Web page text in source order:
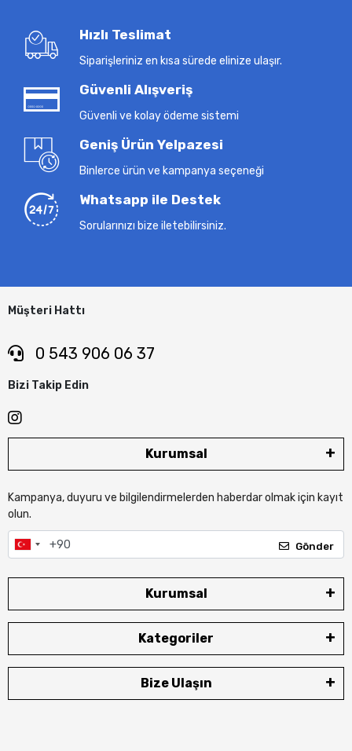
Hızlı Teslimat
Siparişleriniz en kısa sürede elinize ulaşır.
Güvenli Alışveriş
Güvenli ve kolay ödeme sistemi
Geniş Ürün Yelpazesi
Binlerce ürün ve kampanya seçeneği
Whatsapp ile Destek
Sorularınızı bize iletebilirsiniz.
Müşteri Hattı
0 543 906 06 37
Bizi Takip Edin
Kurumsal
Kampanya, duyuru ve bilgilendirmelerden haberdar olmak için kayıt
olun.
Gönder
Kurumsal
Kategoriler
Bize Ulaşın